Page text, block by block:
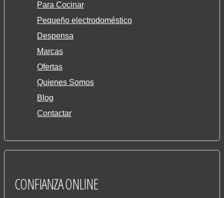
Para Cocinar
Pequeño electrodoméstico
Despensa
Marcas
Ofertas
Quienes Somos
Blog
Contactar
CONFIANZAONLINE